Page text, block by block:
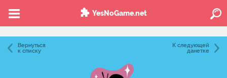
YesNoGame.net
Вернуться
к списку
К следующей
данетке